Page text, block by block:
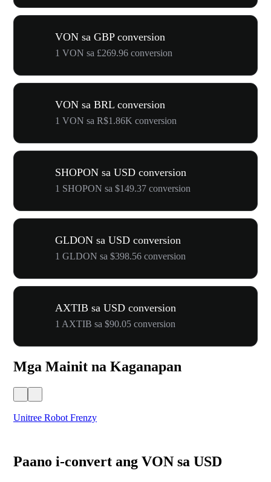
VON sa GBP conversion
1 VON sa £269.96 conversion
VON sa BRL conversion
1 VON sa R$1.86K conversion
SHOPON sa USD conversion
1 SHOPON sa $149.37 conversion
GLDON sa USD conversion
1 GLDON sa $398.56 conversion
AXTIB sa USD conversion
1 AXTIB sa $90.05 conversion
Mga Mainit na Kaganapan
Unitree Robot Frenzy
Paano i-convert ang VON sa USD